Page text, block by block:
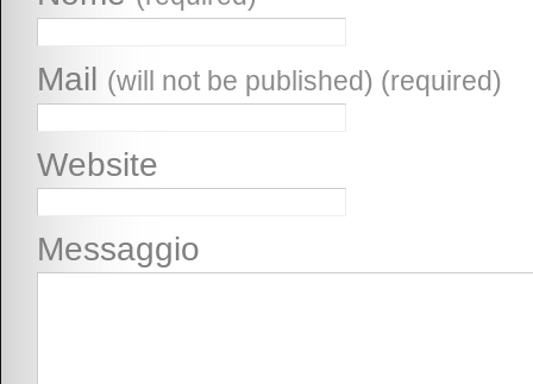
Mail (will not be published) (required)
Website
Messaggio